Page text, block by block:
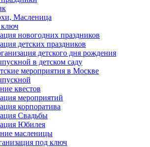
Масленица
ключ
новогодних праздников
детских праздников
детского дня рождения
в детском саду
мероприятия в Москве
квестов
мероприятий
корпоратива
Свадьбы
Юбилея
масленицы
под ключ